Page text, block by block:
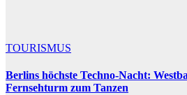
TOURISMUS
Berlins höchste Techno-Nacht:
Fernsehturm zum Tanzen